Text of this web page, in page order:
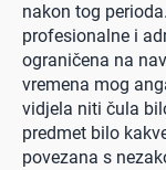
nakon tog
profesionalne i
ograničena na
vremena mog
vidjela niti čula
predmet bilo
povezana s